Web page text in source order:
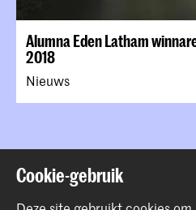
Alumna Eden Latham
2018
Nieuws
Cookie-gebruik